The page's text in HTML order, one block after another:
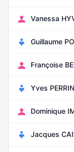
Vanessa
Guillaume
Françoise
Yves PERRIN
Dominique
Jacques